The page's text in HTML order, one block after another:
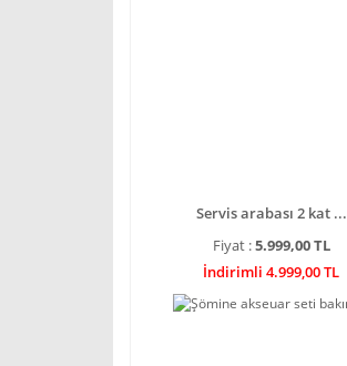
Servis arabası 2 kat ...
Fiyat :5.999,00 TL
İndirimli 4.999,00 TL